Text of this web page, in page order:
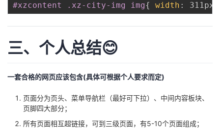
#xzcontent .xz-city-img img{ width : 311px
三、个人总结😊
一套合格的网页应该包含(具体可根据个人要求而定)
页面分为页头、菜单导航栏（最好可下拉）、中间内容板块、
页脚四大部分；
所有页面相互超链接，可到三级页面，有5-10个页面组成；